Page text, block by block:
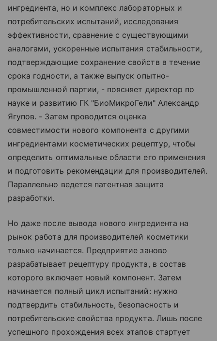
ингредиента, но и комплекс лабораторных и
потребительских испытаний, исследования
эффективности, сравнение с существующими
аналогами, ускоренные испытания стабильности,
подтверждающие сохранение свойств в течение
срока годности, а также выпуск опытно-
промышленной партии, - поясняет директор по
науке и развитию ГК "БиоМикроГели" Александр
Ягупов. - Затем проводится оценка
совместимости нового компонента с другими
ингредиентами косметических рецептур, чтобы
определить оптимальные области его применения
и подготовить рекомендации для производителей.
Параллельно ведется патентная защита
разработки.
Но даже после вывода нового ингредиента на
рынок работа для производителей косметики
только начинается. Предприятие заново
разрабатывает рецептуру продукта, в состав
которого включает новый компонент. Затем
начинается полный цикл испытаний: нужно
подтвердить стабильность, безопасность и
потребительские свойства продукта. Лишь после
успешного прохождения всех этапов стартует